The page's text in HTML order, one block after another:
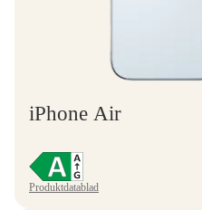
iPhone Air
Produktdatablad